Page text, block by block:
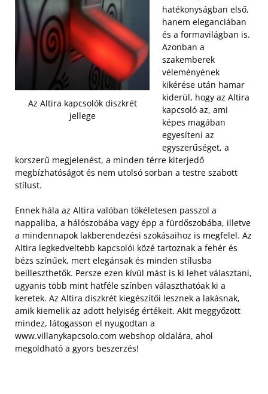
Az Altira kapcsolók diszkrét
jellege
hatékonyságban első,
hanem eleganciában
és a formavilágban is.
Azonban a
szakemberek
véleményének
kikérése után hamar
kiderül, hogy az Altira
kapcsoló az, ami
képes magában
egyesíteni az
egyszerűséget, a
korszerű megjelenést, a minden térre kiterjedő
megbízhatóságot és nem utolsó sorban a testre szabott
stílust.
Ennek hála az Altira valóban tökéletesen passzol a
nappaliba, a hálószobába vagy épp a fürdőszobába, illetve
a mindennapok lakberendezési szokásaihoz is megfelel. Az
Altira legkedveltebb kapcsolói közé tartoznak a fehér és
bézs színűek, mert elegánsak és minden stílusba
beilleszthetők. Persze ezen kívül mást is ki lehet választani,
ugyanis több mint hatféle színben választhatóak ki a
keretek. Az Altira diszkrét kiegészítői lesznek a lakásnak,
amik kiemelik az adott helyiség értékeit. Akit meggyőzött
mindez, látogasson el nyugodtan a
www.villanykapcsolo.com webshop oldalára, ahol
megoldható a gyors beszerzés!